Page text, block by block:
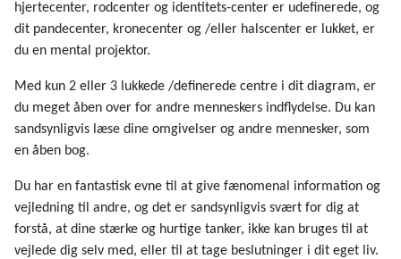
hjertecenter, rodcenter og identitets-center er udefinerede, og
dit pandecenter, kronecenter og /eller halscenter er lukket, er
du en mental projektor.
Med kun 2 eller 3 lukkede /definerede centre i dit diagram, er
du meget åben over for andre menneskers indflydelse. Du kan
sandsynligvis læse dine omgivelser og andre mennesker, som
en åben bog.
Du har en fantastisk evne til at give fænomenal information og
vejledning til andre, og det er sandsynligvis svært for dig at
forstå, at dine stærke og hurtige tanker, ikke kan bruges til at
vejlede dig selv med, eller til at tage beslutninger i dit eget liv.